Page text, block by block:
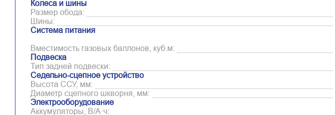
Колеса и шины
Размер обода:
Шины:
Система питания
Вместимость газовых баллонов, куб.м:
Подвеска
Тип задней подвески:
Седельно-сцепное устройство
Высота ССУ, мм:
Диаметр сцепного шкворня, мм:
Электрооборудование
Аккумуляторы, В/А·ч: